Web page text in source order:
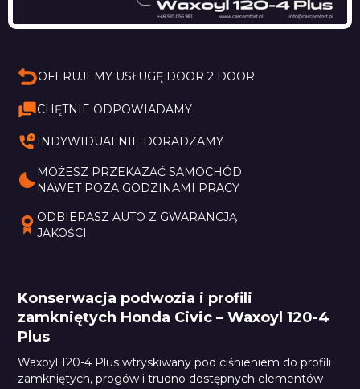
OFERUJEMY USŁUGĘ DOOR 2 DOOR
CHĘTNIE ODPOWIADAMY
INDYWIDUALNIE DORADZAMY
MOŻESZ PRZEKAZAĆ SAMOCHÓD
NAWET POZA GODZINAMI PRACY
ODBIERASZ AUTO Z GWARANCJĄ
JAKOŚCI
Konserwacja podwozia i profili
zamkniętych Honda Civic – Waxoyl 120-4
Plus
Waxoyl 120-4 Plus wtryskiwany pod ciśnieniem do profili
zamkniętych, progów i trudno dostępnych elementów